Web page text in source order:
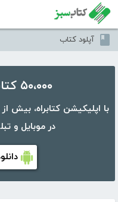
آپلود کتاب
۵۰،۰۰۰ کتاب در موبایل شما
در موبایل و